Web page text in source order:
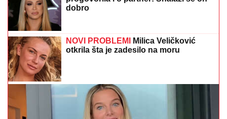
dobro
NOVI PROBLEMI
Milica Veličković
otkrila šta je zadesilo na moru